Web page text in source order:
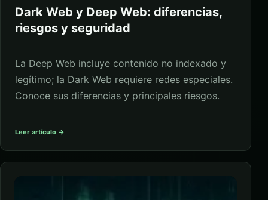
Dark Web y Deep Web: diferencias,
riesgos y seguridad
La Deep Web incluye contenido no indexado y
legítimo; la Dark Web requiere redes especiales.
Conoce sus diferencias y principales riesgos.
Leer artículo →